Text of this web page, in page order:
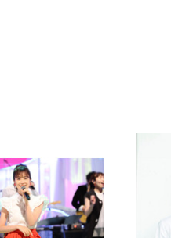
ュチェ
ブラッ
チェア 疲れない テレワーク
度ロッキング機能 人間工学 椅
子 腰サポート 90度跳ね上げ
式アームレスト 3Dヘッドレス
ト ハンガー付き 高反発クッシ
ョン PCチェア 通気性メッシ
￥7,680
ワイ
ク付き（CFI-ZDM1J）
￥49,979
x2袋(84
イトブ
ツ L 中型犬用 26枚入り 単品
￥1,800